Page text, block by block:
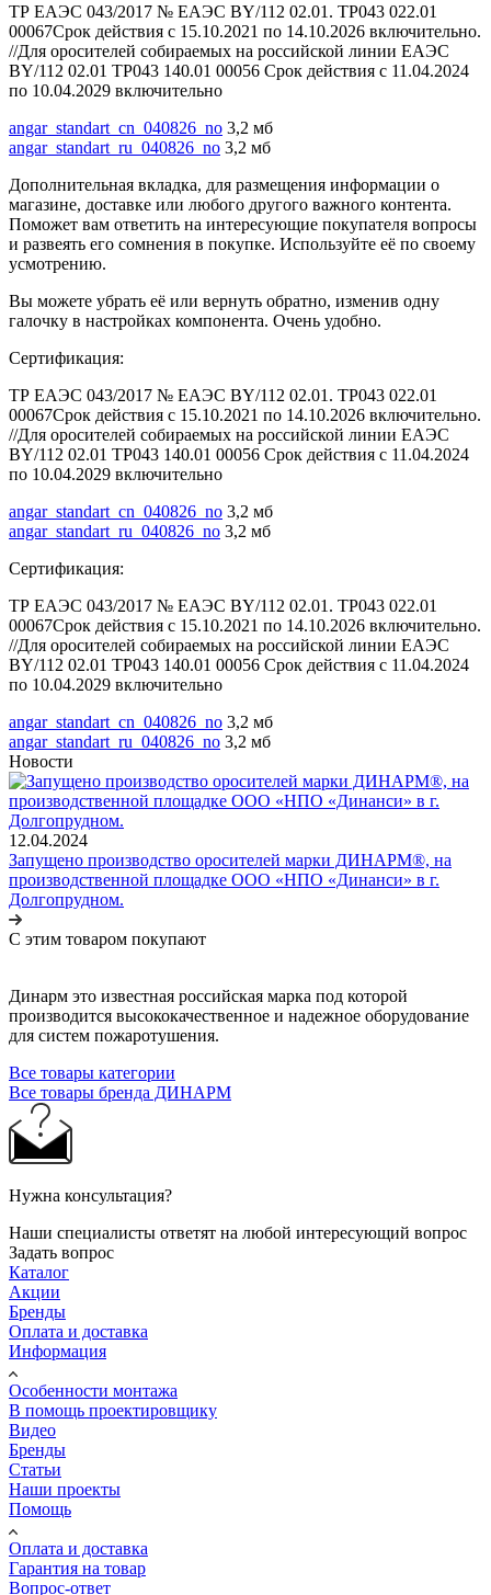
ТР ЕАЭС 043/2017 № ЕАЭС BY/112 02.01. ТР043 022.01
00067Срок действия с 15.10.2021 по 14.10.2026 включительно.
//Для оросителей собираемых на российской линии ЕАЭС
BY/112 02.01 ТР043 140.01 00056 Срок действия с 11.04.2024
по 10.04.2029 включительно
angar_standart_cn_040826_no 3,2 мб
angar_standart_ru_040826_no 3,2 мб
Дополнительная вкладка, для размещения информации о
магазине, доставке или любого другого важного контента.
Поможет вам ответить на интересующие покупателя вопросы
и развеять его сомнения в покупке. Используйте её по своему
усмотрению.
Вы можете убрать её или вернуть обратно, изменив одну
галочку в настройках компонента. Очень удобно.
Сертификация:
ТР ЕАЭС 043/2017 № ЕАЭС BY/112 02.01. ТР043 022.01
00067Срок действия с 15.10.2021 по 14.10.2026 включительно.
//Для оросителей собираемых на российской линии ЕАЭС
BY/112 02.01 ТР043 140.01 00056 Срок действия с 11.04.2024
по 10.04.2029 включительно
angar_standart_cn_040826_no 3,2 мб
angar_standart_ru_040826_no 3,2 мб
Сертификация:
ТР ЕАЭС 043/2017 № ЕАЭС BY/112 02.01. ТР043 022.01
00067Срок действия с 15.10.2021 по 14.10.2026 включительно.
//Для оросителей собираемых на российской линии ЕАЭС
BY/112 02.01 ТР043 140.01 00056 Срок действия с 11.04.2024
по 10.04.2029 включительно
angar_standart_cn_040826_no 3,2 мб
angar_standart_ru_040826_no 3,2 мб
Новости
12.04.2024
Запущено производство оросителей марки ДИНАРМ®, на
производственной площадке ООО «НПО «Динанси» в г.
Долгопрудном.
С этим товаром покупают
Динарм это известная российская марка под которой
производится высококачественное и надежное оборудование
для систем пожаротушения.
Все товары категории
Все товары бренда ДИНАРМ
Нужна консультация?
Наши специалисты ответят на любой интересующий вопрос
Задать вопрос
Каталог
Акции
Бренды
Оплата и доставка
Информация
Особенности монтажа
В помощь проектировщику
Видео
Бренды
Статьи
Наши проекты
Помощь
Оплата и доставка
Гарантия на товар
Вопрос-ответ